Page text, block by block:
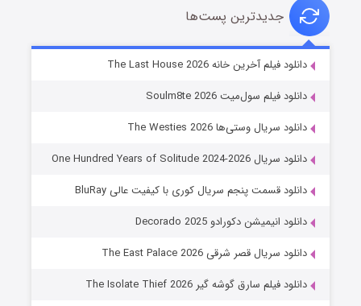
خاندان اژدها فصل ۳
جادوگری در مغولستان
قسمت۱۴ (زیرنویس) منتشر شد
جدیدترین پست‌ها
دانلود فیلم آخرین خانه The Last House 2026
دانلود فیلم سول‌میت Soulm8te 2026
دانلود سریال وستی‌ها The Westies 2026
دانلود سریال One Hundred Years of Solitude 2024-2026
دانلود قسمت پنجم سریال کوری با کیفیت عالی BluRay
دانلود انیمیشن دکورادو Decorado 2025
دانلود سریال قصر شرقی The East Palace 2026
دانلود فیلم سارق گوشه گیر The Isolate Thief 2026